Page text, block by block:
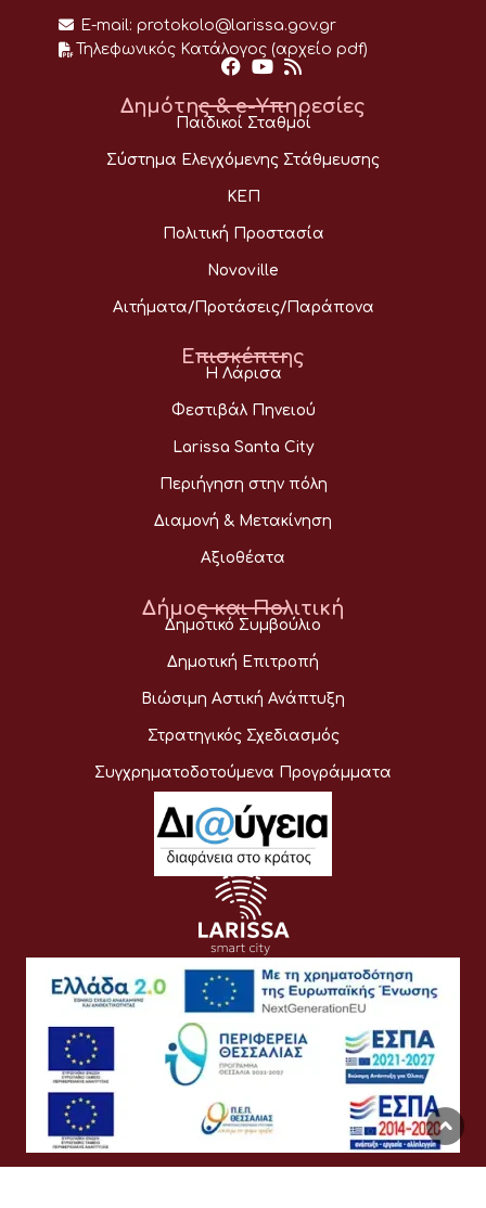
E-mail: protokolo@larissa.gov.gr
Τηλεφωνικός Κατάλογος (αρχείο pdf)
Δημότης & e-Υπηρεσίες
Παιδικοί Σταθμοί
Σύστημα Ελεγχόμενης Στάθμευσης
ΚΕΠ
Πολιτική Προστασία
Novoville
Αιτήματα/Προτάσεις/Παράπονα
Επισκέπτης
Η Λάρισα
Φεστιβάλ Πηνειού
Larissa Santa City
Περιήγηση στην πόλη
Διαμονή & Μετακίνηση
Αξιοθέατα
Δήμος και Πολιτική
Δημοτικό Συμβούλιο
Δημοτική Επιτροπή
Βιώσιμη Αστική Ανάπτυξη
Στρατηγικός Σχεδιασμός
Συγχρηματοδοτούμενα Προγράμματα